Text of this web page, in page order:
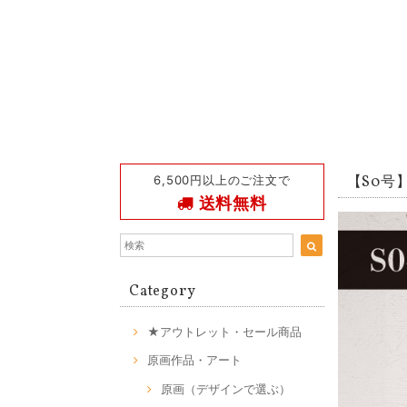
6,500円以上のご注文で
送料無料
Category
★アウトレット・セール商品
原画作品・アート
原画（デザインで選ぶ）
【S0号